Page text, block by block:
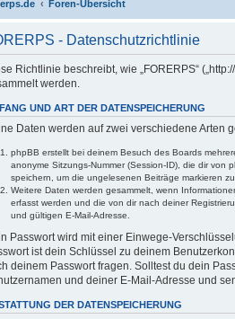
erps.de Foren-Übersicht
- Datenschutzrichtlinie
Richtlinie beschreibt, wie „FORERPS“
werden.
UND ART DER DATENSPEICHERUNG
Daten werden auf zwei verschiedene Arten
phpBB erstellt bei deinem Besuch des Boards
anonyme Sitzungs-Nummer (Session-ID), die dir
speichern, um die ungelesenen Beiträge markieren
Weitere Daten werden gesammelt, wenn
erfasst werden und die von dir nach deiner
und gültigen E-Mail-Adresse.
Passwort wird mit einer Einwege-
ist dein Schlüssel zu deinem
deinem Passwort fragen. Solltest du dein
und deiner E-Mail-Adresse und
DER DATENSPEICHERUNG